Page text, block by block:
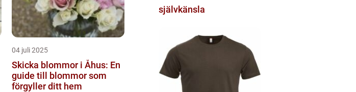
04 juli 2025
Skicka blommor i Åhus: En
guide till blommor som
förgyller ditt hem
självkänsla